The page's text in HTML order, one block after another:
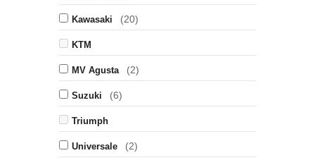
Kawasaki (20)
KTM
MV Agusta (2)
Suzuki (6)
Triumph
Universale (2)